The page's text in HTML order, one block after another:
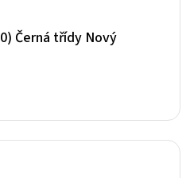
Černá třídy Nový